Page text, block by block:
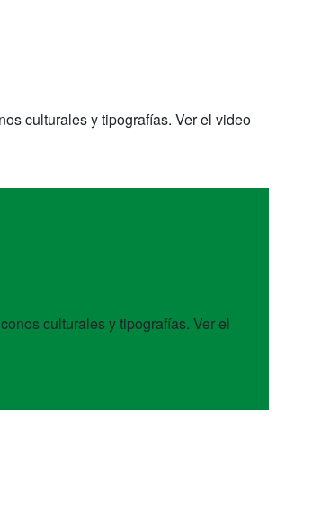
culturales y tipografías. Ver el video
culturales y tipografías. Ver el